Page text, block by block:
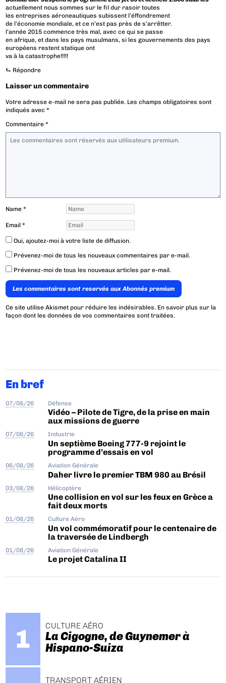
actuellement nous sommes sur le fil dur rasoir toutes
les entreprises aéroneautiques subissent l’éffondrement
de l’économie mondiale, et ce n’est pas près de s’arrêtter.
l’année 2015 commence très mal, avec ce qui se passe
en afrique, et dans les pays musulmans, si les gouvernements des pays
européens restent statique ont
va à la catastrophe!!!!!
⮑ Répondre
Laisser un commentaire
Votre adresse e-mail ne sera pas publiée. Les champs obligatoires sont
indiqués avec*
Commentaire*
Name*
Email*
Oui, ajoutez-moi à votre liste de diffusion.
Prévenez-moi de tous les nouveaux commentaires par e-mail.
Prévenez-moi de tous les nouveaux articles par e-mail.
Les commentaires sont reservés aux Abonnés premium
Ce site utilise Akismet pour réduire les indésirables. En savoir plus sur la
façon dont les données de vos commentaires sont traitées.
En bref
07/08/26 Défense
Vidéo – Pilote de Tigre, de la prise en main
aux missions de guerre
07/08/26 Industrie
Un septième Boeing 777-9 rejoint le
programme d’essais en vol
06/08/26 Aviation Générale
Daher livre le premier TBM 980 au Brésil
03/08/26 Hélicoptère
Une collision en vol sur les feux en Grèce a
fait deux morts
01/08/26 Culture Aéro
Un vol commémoratif pour le centenaire de
la traversée de Lindbergh
01/08/26 Aviation Générale
Le projet Catalina II
CULTURE AÉRO
La Cigogne, de Guynemer à
Hispano-Suiza
TRANSPORT AÉRIEN